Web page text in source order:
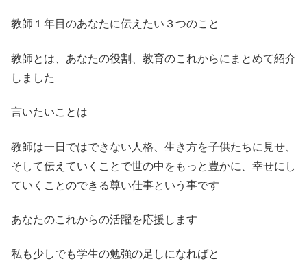
教師１年目のあなたに伝えたい３つのこと
教師とは、あなたの役割、教育のこれからにまとめて紹介
しました
言いたいことは
教師は一日ではできない人格、生き方を子供たちに見せ、
そして伝えていくことで世の中をもっと豊かに、幸せにし
ていくことのできる尊い仕事という事です
あなたのこれからの活躍を応援します
私も少しでも学生の勉強の足しになればと